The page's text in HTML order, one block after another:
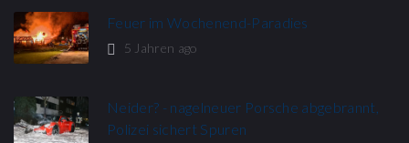
Feuer im Wochenend-Paradies
5 Jahren ago
Neider? - nagelneuer Porsche abgebrannt,
Polizei sichert Spuren